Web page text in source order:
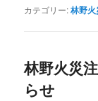
カテゴリー:林野
林野火災
らせ